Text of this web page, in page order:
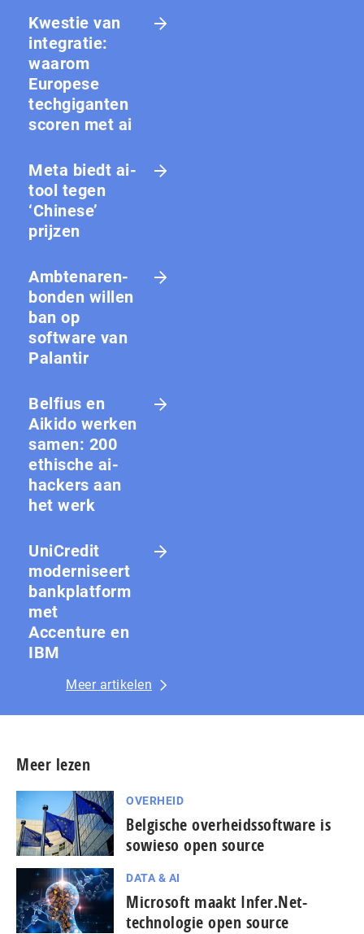
Kwestie van
integratie:
waarom
Europese
techgiganten
scoren met ai
Meta biedt ai-
tool tegen
‘Chinese’
prijzen
Amb­te­na­ren­
bon­den willen
ban op
software van
Palantir
Belfius en
Aikido werken
samen: 200
ethische ai-
hackers aan
het werk
UniCredit
moderniseert
bankplatform
met
Accenture en
IBM
Meer artikelen
Meer lezen
OVERHEID
Belgische overheidssoftware is
sowieso open source
DATA & AI
Microsoft maakt Infer.Net-
technologie open source